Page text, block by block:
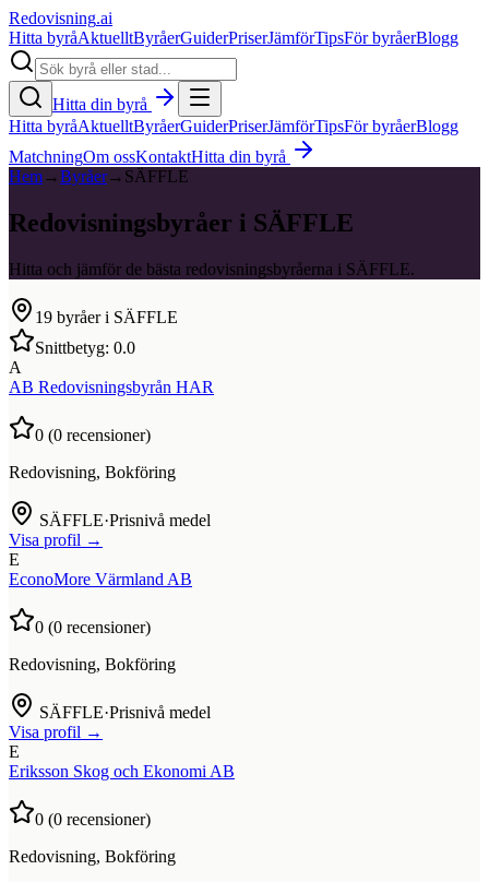
Redovisning.ai
Hitta byråAktuelltByråerGuiderPriserJämförTipsFör byråerBlogg
Hitta din byrå
Hitta byråAktuelltByråerGuiderPriserJämförTipsFör byråerBlogg
MatchningOm ossKontaktHitta din byrå
Hem→Byråer→ SÄFFLE
Redovisningsbyråer i SÄFFLE
Hitta och jämför de bästa redovisningsbyråerna i SÄFFLE.
19 byråer i SÄFFLE
Snittbetyg: 0.0
A
AB Redovisningsbyrån HAR
0 (0 recensioner)
Redovisning, Bokföring
SÄFFLE·Prisnivå medel
Visa profil →
E
EconoMore Värmland AB
0 (0 recensioner)
Redovisning, Bokföring
SÄFFLE·Prisnivå medel
Visa profil →
E
Eriksson Skog och Ekonomi AB
0 (0 recensioner)
Redovisning, Bokföring